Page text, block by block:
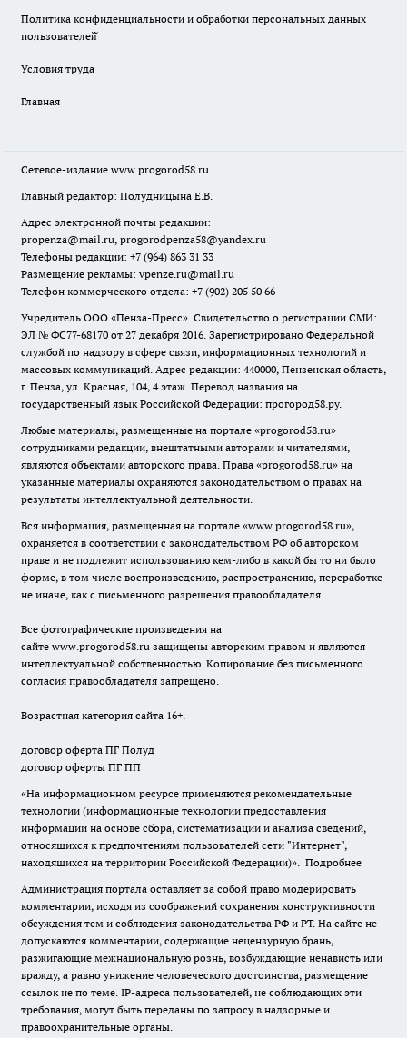
Политика конфиденциальности и обработки персональных данных
пользователей̆
Условия труда
Главная
Сетевое-издание www.progorod58.ru
Главный редактор: Полудницына Е.В.
Адрес электронной почты редакции:
propenza@mail.ru, progorodpenza58@yandex.ru
Телефоны редакции: +7 (964) 863 31 33
Размещение рекламы: vpenze.ru@mail.ru
Телефон коммерческого отдела: +7 (902) 205 50 66
Учредитель ООО «Пенза-Пресс». Свидетельство о регистрации СМИ:
ЭЛ № ФС77-68170 от 27 декабря 2016. Зарегистрировано Федеральной
службой по надзору в сфере связи, информационных технологий и
массовых коммуникаций. Адрес редакции: 440000, Пензенская область,
г. Пенза, ул. Красная, 104, 4 этаж. Перевод названия на
государственный язык Российской Федерации: прогород58.ру.
Любые материалы, размещенные на портале «progorod58.ru»
сотрудниками редакции, внештатными авторами и читателями,
являются объектами авторского права. Права «progorod58.ru» на
указанные материалы охраняются законодательством о правах на
результаты интеллектуальной деятельности.
Вся информация, размещенная на портале «www.progorod58.ru»,
охраняется в соответствии с законодательством РФ об авторском
праве и не подлежит использованию кем-либо в какой бы то ни было
форме, в том числе воспроизведению, распространению, переработке
не иначе, как с письменного разрешения правообладателя.
Все фотографические произведения на
сайте www.progorod58.ru защищены авторским правом и являются
интеллектуальной собственностью. Копирование без письменного
согласия правообладателя запрещено.
Возрастная категория сайта 16+.
договор оферта ПГ Полуд
договор оферты ПГ ПП
«На информационном ресурсе применяются рекомендательные
технологии (информационные технологии предоставления
информации на основе сбора, систематизации и анализа сведений,
относящихся к предпочтениям пользователей сети "Интернет",
находящихся на территории Российской Федерации)». Подробнее
Администрация портала оставляет за собой право модерировать
комментарии, исходя из соображений сохранения конструктивности
обсуждения тем и соблюдения законодательства РФ и РТ. На сайте не
допускаются комментарии, содержащие нецензурную брань,
разжигающие межнациональную рознь, возбуждающие ненависть или
вражду, а равно унижение человеческого достоинства, размещение
ссылок не по теме. IP-адреса пользователей, не соблюдающих эти
требования, могут быть переданы по запросу в надзорные и
правоохранительные органы.